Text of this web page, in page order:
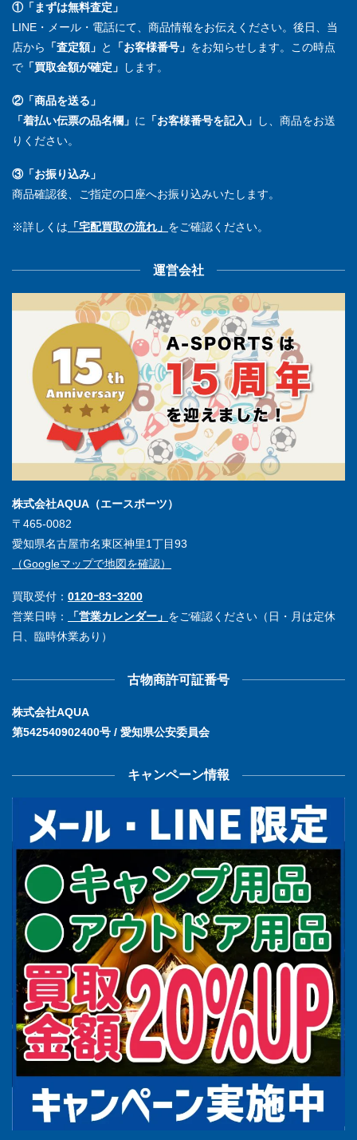
①「まずは無料査定」
LINE・メール・電話にて、商品情報をお伝えください。後日、当
店から
「査定額」 と 「お客様番号」 をお知らせします。この時点
で 「買取金額が確定」 します。
②「商品を送る」
「着払い伝票の品名欄」 に 「お客様番号を記入」
し、商品をお送
りください。
③「お振り込み」
商品確認後、ご指定の口座へお振り込みいたします。
※詳しくは 「宅配買取の流れ」 をご確認ください。
運営会社
株式会社AQUA（エースポーツ）
〒465-0082
愛知県名古屋市名東区神里1丁目93
（Googleマップで地図を確認）
買取受付： 0120ｰ83ｰ3200
営業日時：
「営業カレンダー」 をご確認ください（日・月は定休
日、臨時休業あり）
古物商許可証番号
株式会社AQUA
第542540902400号 / 愛知県公安委員会
キャンペーン情報